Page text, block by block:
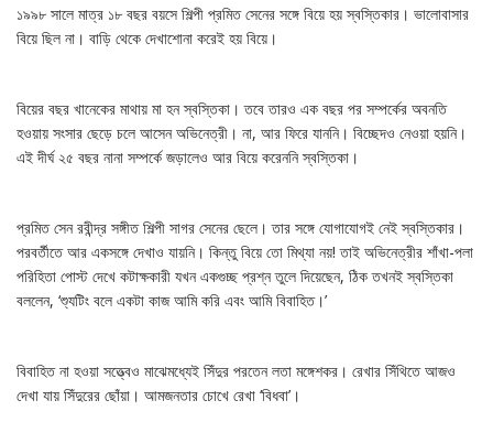
১৯৯৮ সালে মাত্র ১৮ বছর বয়সে শিল্পী প্রমিত সেনের সঙ্গে বিয়ে হয় স্বস্তিকার। ভালোবাসার
বিয়ে ছিল না। বাড়ি থেকে দেখাশোনা করেই হয় বিয়ে।
বিয়ের বছর খানেকের মাথায় মা হন স্বস্তিকা। তবে তারও এক বছর পর সম্পর্কের অবনতি
হওয়ায় সংসার ছেড়ে চলে আসেন অভিনেত্রী। না, আর ফিরে যাননি। বিচ্ছেদও নেওয়া হয়নি।
এই দীর্ঘ ২৫ বছর নানা সম্পর্কে জড়ালেও আর বিয়ে করেননি স্বস্তিকা।
প্রমিত সেন রবীন্দ্র সঙ্গীত শিল্পী সাগর সেনের ছেলে। তার সঙ্গে যোগাযোগই নেই স্বস্তিকার।
পরবর্তীতে আর একসঙ্গে দেখাও যায়নি। কিন্তু বিয়ে তো মিথ্যা নয়! তাই অভিনেত্রীর শাঁখা-পলা
পরিহিতা পোস্ট দেখে কটাক্ষকারী যখন একগুচ্ছ প্রশ্ন তুলে দিয়েছেন, ঠিক তখনই স্বস্তিকা
বললেন, ‘শ্যুটিং বলে একটা কাজ আমি করি এবং আমি বিবাহিত।’
বিবাহিত না হওয়া সত্ত্বেও মাঝেমধ্যেই সিঁদুর পরতেন লতা মঙ্গেশকর। রেখার সিঁথিতে আজও
দেখা যায় সিঁদুরের ছোঁয়া। আমজনতার চোখে রেখা ‘বিধবা’।